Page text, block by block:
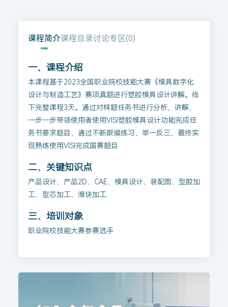
课程简介课程目录讨论专区(0)
一、课程介绍
本课程基于2023全国职业院校技能大赛《模具数字化
设计与制造工艺》赛项真题进行塑胶模具设计讲解。线
下完整课程3天。通过对样题任务书进行分析，讲解，
一步一步带领使用者使用VISI塑胶模具设计功能完成任
务书要求题目，通过不断跟操练习，举一反三，最终实
现熟练使用VISI完成国赛题目
二、关键知识点
产品设计、产品2D、CAE、模具设计、装配图、型腔加
工、型芯加工、滑块加工
三、培训对象
职业院校技能大赛参赛选手